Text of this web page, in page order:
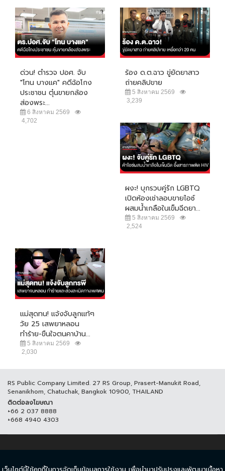
ด่วน! ตำรวจ ปอศ. จับ
"โทน บางแค" คดีฉ้อโกง
ประชาชน ตุ๋นขายกล้อง
ส่องพระ...
6 สิงหาคม 2569
4,702
ร้อง ด.ต.ฉาว ขู่ยัดยาสาว
ถ่ายคลิปขาย
5 สิงหาคม 2569
3,239
ผงะ! บุกรวบคู่รัก LGBTQ
เปิดห้องเช่าลอบขายไอซ์
ผสมน้ำเกลือในเข็มฉีดยา...
5 สิงหาคม 2569
2,524
แม่สุดทน! แจ้งจับลูกแท้ๆ
วัย 25 เสพยาหลอน
ทำร้าย-ขืนใจตนคาบ้าน...
5 สิงหาคม 2569
2,030
RS Public Company Limited. 27 RS Group, Prasert-Manukit Road,
Senanikhom, Chatuchak, Bangkok 10900, THAILAND
ติดต่อลงโฆษณา
+66 2 037 8888
+668 4940 4303
© COPYRIGHT 2017 THAICH8.COM, ALL RIGHT RESERVED.